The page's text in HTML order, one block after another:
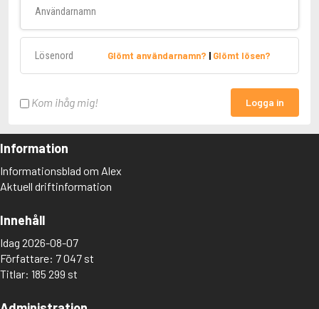
Glömt användarnamn? | Glömt lösen?
Kom ihåg mig! Logga in
Information
Informationsblad om Alex
Aktuell driftinformation
Innehåll
Idag 2026-08-07
Författare: 7 047 st
Titlar: 185 299 st